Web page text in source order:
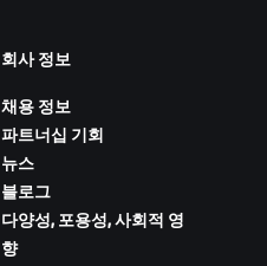
회사 정보
채용 정보
파트너십 기회
뉴스
블로그
다양성, 포용성, 사회적 영
향